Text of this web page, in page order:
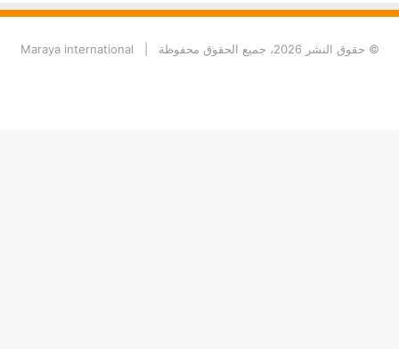
© حقوق النشر 2026، جميع الحقوق محفوظة | Maraya international